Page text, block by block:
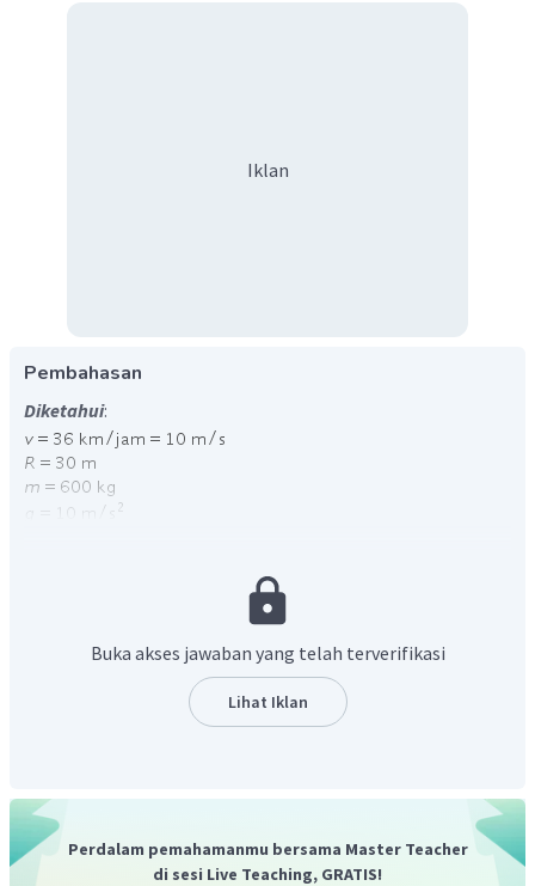
Iklan
Pembahasan
Diketahui:
Jadi, jawaban yang paling tepat adalah D.
Buka akses jawaban yang telah terverifikasi
Lihat Iklan
Perdalam pemahamanmu bersama Master Teacher
di sesi Live Teaching, GRATIS!